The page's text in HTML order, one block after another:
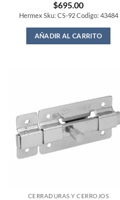
$695.00
Hermex Sku: CS-92 Codigo: 43484
AÑADIR AL CARRITO
CERRADURAS Y CERROJOS